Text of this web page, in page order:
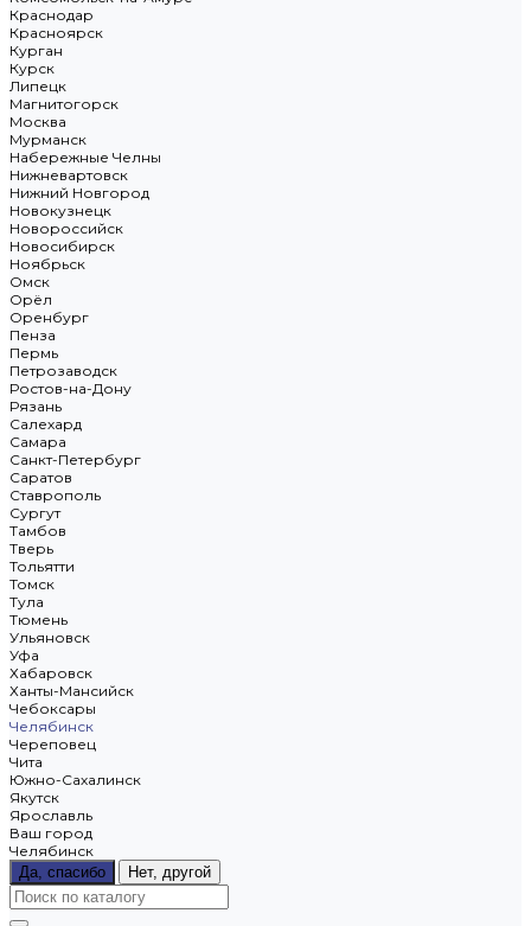
Краснодар
Красноярск
Курган
Курск
Липецк
Магнитогорск
Москва
Мурманск
Набережные Челны
Нижневартовск
Нижний Новгород
Новокузнецк
Новороссийск
Новосибирск
Ноябрьск
Омск
Орёл
Оренбург
Пенза
Пермь
Петрозаводск
Ростов-на-Дону
Рязань
Салехард
Самара
Санкт-Петербург
Саратов
Ставрополь
Сургут
Тамбов
Тверь
Тольятти
Томск
Тула
Тюмень
Ульяновск
Уфа
Хабаровск
Ханты-Мансийск
Чебоксары
Челябинск
Череповец
Чита
Южно-Сахалинск
Якутск
Ярославль
Ваш город
Челябинск
Да, спасибо
Нет, другой